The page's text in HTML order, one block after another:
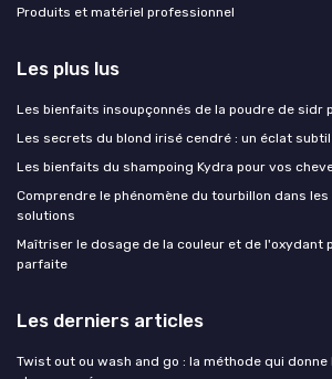
Produits et matériel professionnel
Les plus lus
Les bienfaits insoupçonnés de la poudre de sidr
Les secrets du blond irisé cendré : un éclat
Les bienfaits du shampoing Kydra pour vos
Comprendre le phénomène du tourbillon dans
solutions
Maîtriser le dosage de la couleur et de l'oxydant
parfaite
Les derniers articles
Twist out ou wash and go : la méthode qui